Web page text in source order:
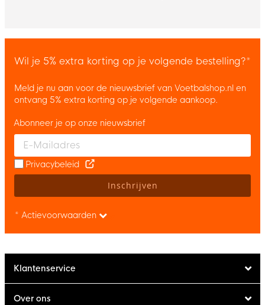
Wil je 5% extra korting op je volgende bestelling?*
Meld je nu aan voor de nieuwsbrief van Voetbalshop.nl en
ontvang 5% extra korting op je volgende aankoop.
Enter your email and accept the privacy policy to subscribe to
Abonneer je op onze nieuwsbrief
Privacybeleid
Inschrijven
* Actievoorwaarden
Klantenservice
Over ons